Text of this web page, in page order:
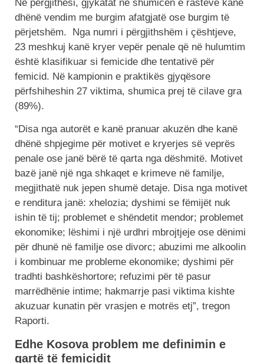
Në përgjithësi, gjykatat në shumicën e rasteve kanë
dhënë vendim me burgim afatgjatë ose burgim të
përjetshëm. Nga numri i përgjithshëm i çështjeve,
23 meshkuj kanë kryer vepër penale që në hulumtim
është klasifikuar si femicide dhe tentativë për
femicid. Në kampionin e praktikës gjyqësore
përfshiheshin 27 viktima, shumica prej të cilave gra
(89%).
“Disa nga autorët e kanë pranuar akuzën dhe kanë
dhënë shpjegime për motivet e kryerjes së veprës
penale ose janë bërë të qarta nga dëshmitë. Motivet
bazë janë një nga shkaqet e krimeve në familje,
megjithatë nuk jepen shumë detaje. Disa nga motivet
e renditura janë: xhelozia; dyshimi se fëmijët nuk
ishin të tij; problemet e shëndetit mendor; problemet
ekonomike; lëshimi i një urdhri mbrojtjeje ose dënimi
për dhunë në familje ose divorc; abuzimi me alkoolin
i kombinuar me probleme ekonomike; dyshimi për
tradhti bashkëshortore; refuzimi për të pasur
marrëdhënie intime; hakmarrje pasi viktima kishte
akuzuar kunatin për vrasjen e motrës etj”, tregon
Raporti.
Edhe Kosova problem me definimin e
qartë të femicidit